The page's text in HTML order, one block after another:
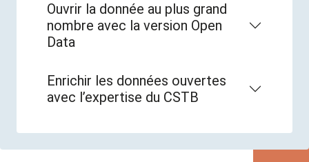
Ouvrir la donnée au plus grand
nombre avec la version Open
Data
Enrichir les données ouvertes
avec l’expertise du CSTB